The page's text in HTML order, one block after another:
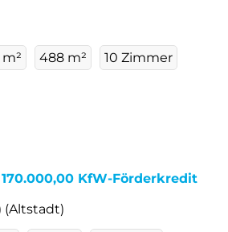
488 m² 10 Zimmer
KfW-Förderkredit
(Altstadt)